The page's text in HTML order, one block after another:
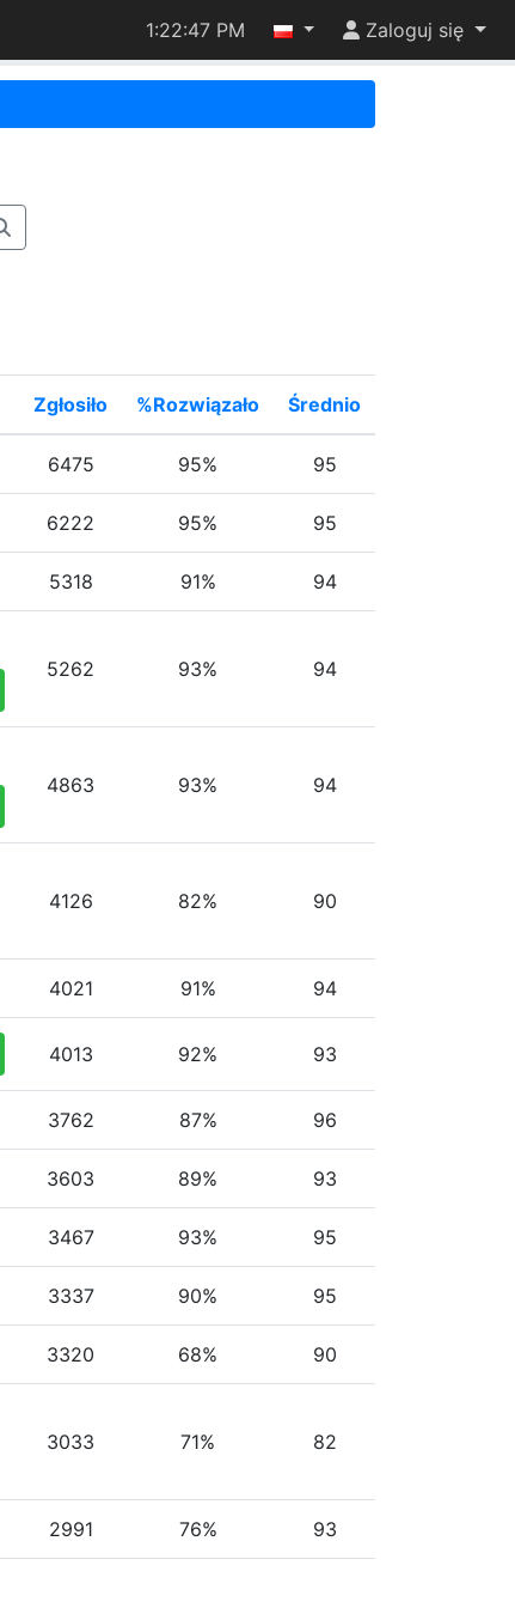
1:22:47 PM Zaloguj się
Zgłosiło %Rozwiązało Średnio
6475 95% 95
6222 95% 95
5318 91% 94
5262 93% 94
4863 93% 94
4126 82% 90
4021 91% 94
4013 92% 93
3762 87% 96
3603 89% 93
3467 93% 95
3337 90% 95
3320 68% 90
3033 71% 82
2991 76% 93